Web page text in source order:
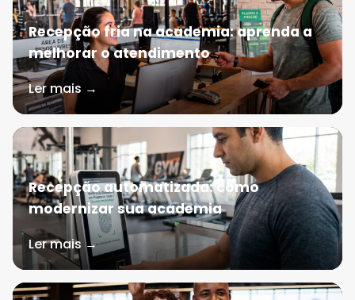
Recepção fria na academia: aprenda a
melhorar o atendimento
Ler mais →
Recepção automatizada: como
modernizar sua academia
Ler mais →